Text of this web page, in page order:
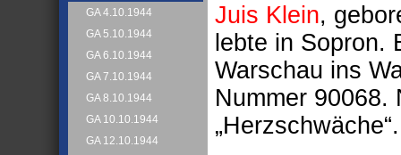
GA 4.10.1944
GA 5.10.1944
GA 6.10.1944
GA 7.10.1944
GA 8.10.1944
GA 10.10.1944
GA 12.10.1944
Juis Klein,
lebte in Sopron.
Warschau ins
Nummer 90068.
„Herzschwäche“.